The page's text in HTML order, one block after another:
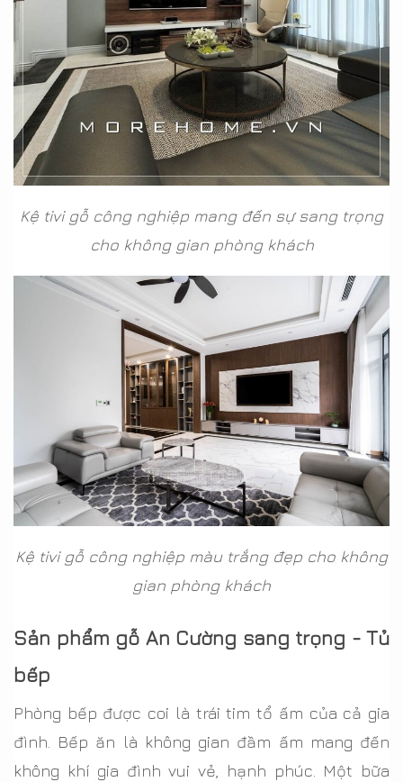
Kệ tivi gỗ công nghiệp mang đến sự sang trọng
cho không gian phòng khách
Kệ tivi gỗ công nghiệp màu trắng đẹp cho không
gian phòng khách
Sản phẩm gỗ An Cường sang trọng - Tủ
bếp
Phòng bếp được coi là trái tim tổ ấm của cả gia
đình. Bếp ăn là không gian đầm ấm mang đến
không khí gia đình vui vẻ, hạnh phúc. Một bữa